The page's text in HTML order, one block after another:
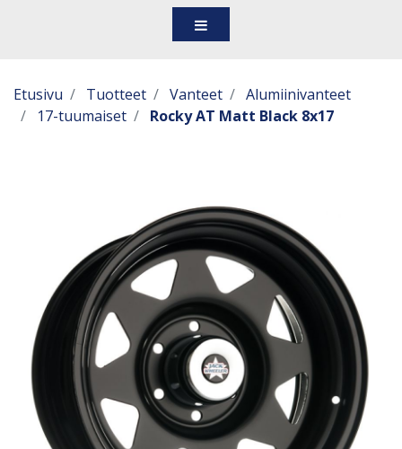
Etusivu Tuotteet Vanteet
Alumiinivanteet
17-tuumaiset
Rocky AT Matt Black 8x17